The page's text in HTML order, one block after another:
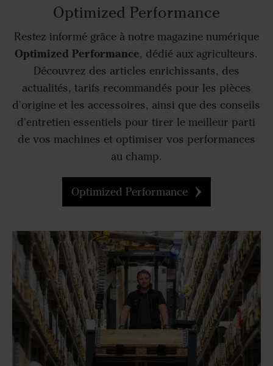
Optimized Performance
Restez informé grâce à notre magazine numérique
Optimized Performance, dédié aux agriculteurs.
Découvrez des articles enrichissants, des
actualités, tarifs recommandés pour les pièces
d'origine et les accessoires, ainsi que des conseils
d'entretien essentiels pour tirer le meilleur parti
de vos machines et optimiser vos performances
au champ.
Optimized Performance